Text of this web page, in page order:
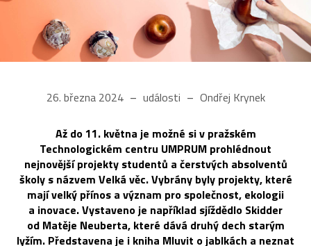
26. března 2024 události Ondřej Krynek
Až do 11. května je možné si v pražském
Technologickém centru UMPRUM prohlédnout
nejnovější projekty studentů a čerstvých absolventů
školy s názvem Velká věc. Vybrány byly projekty, které
mají velký přínos a význam pro společnost, ekologii
a inovace. Vystaveno je například sjíždědlo Skidder
od Matěje Neuberta, které dává druhý dech starým
lyžím. Představena je i kniha Mluvit o jablkách a neznat